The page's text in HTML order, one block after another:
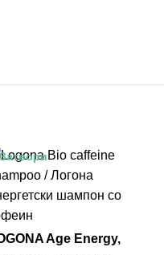
Затвори
Age Energy,